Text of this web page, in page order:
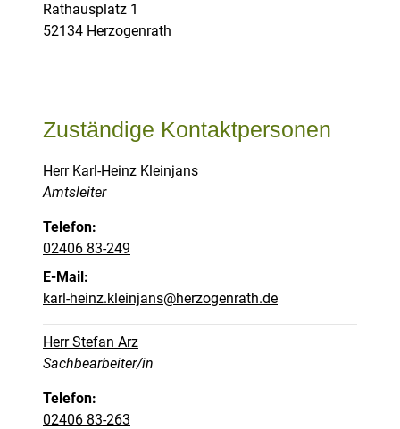
Straße:
Rathausplatz Hausnummer:
1
PLZ:
52134 Ort:
Herzogenrath
Zuständige Kontaktpersonen
Herr Karl-Heinz Kleinjans
Position:
Amtsleiter
Telefon:
02406 83-249
E-Mail:
karl-heinz.kleinjans@herzogenrath.de
Herr Stefan Arz
Position:
Sachbearbeiter/in
Telefon:
02406 83-263